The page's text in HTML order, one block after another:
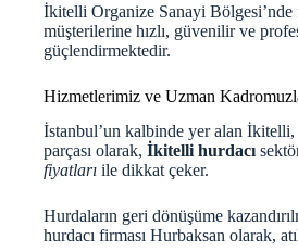
İkitelli Organize Sanayi Bölgesi’nde
müşterilerine hızlı, güvenilir ve
güçlendirmektedir.
Hizmetlerimiz ve Uzman
İstanbul’un kalbinde yer alan
parçası olarak, İkitelli hurdacı
fiyatları ile dikkat çeker.
Hurdaların geri dönüşüme
hurdacı firması Hurbaksan olarak,